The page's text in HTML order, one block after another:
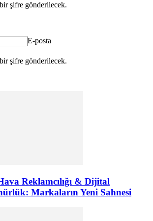
şifre gönderilecek.
E-posta
şifre gönderilecek.
Reklamcılığı & Dijital
Markaların Yeni Sahnesi